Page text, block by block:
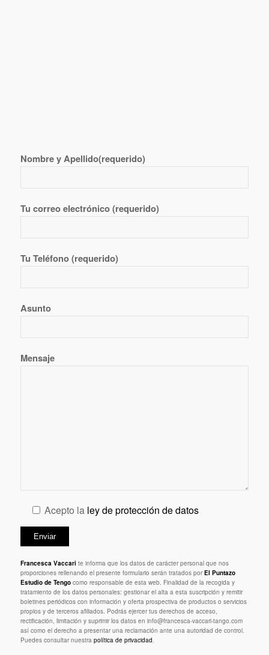
Nombre y Apellido(requerido)
Tu correo electrónico (requerido)
Tu Teléfono (requerido)
Asunto
Mensaje
Acepto la ley de protección de datos
Francesca Vaccari te informa que los datos de carácter personal que nos
proporciones rellenando el presente formulario serán tratados porEl Puntazo
Estudio de Tengocomo responsable de esta web. Finalidad de la recogida y
tratamiento de los datos personales: gestionar el alta a esta suscripción y remitir
boletines periódicos con información y oferta prospectiva de productos o servicios
propios y de terceros afiliados. Podrás ejercer tus derechos de acceso,
rectificación, limitación y suprimir los datos en info@francesca-vaccari-tango.com
así como el derecho a presentar una reclamación ante una autoridad de control.
Puedes consultar nuestra política de privacidad